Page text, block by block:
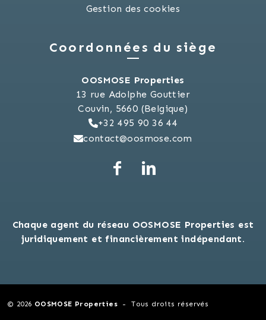
Gestion des cookies
Coordonnées du siège
OOSMOSE Properties
13 rue Adolphe Gouttier
Couvin, 5660 (Belgique)
+32 495 90 36 44
contact@oosmose.com
Chaque agent du réseau OOSMOSE Properties est
juridiquement et financièrement indépendant.
© 2026 OOSMOSE Properties Tous droits réservés